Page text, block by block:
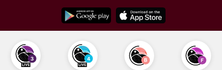
content